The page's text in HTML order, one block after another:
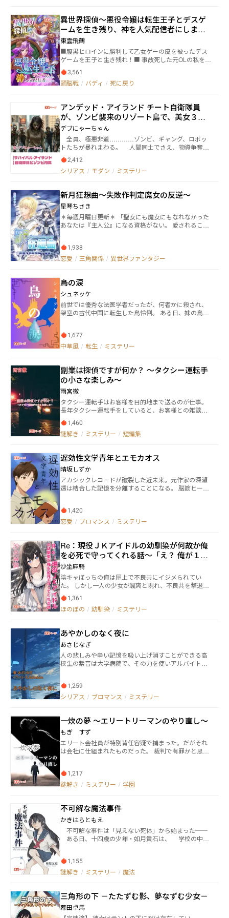
で。
異世界探偵～悪役令嬢は転生王子とデスゲ
ームを生き残り、神を人気配信者にします
～
東雲飛鶴
■腹黒ヒロインに勝利して乙女ゲーの皮を被ったデス
ゲームを王子と生き残れ！■ 事故死した元OLの私を、
悪役令嬢として乙女ゲーム世界に 送り込んだ娯楽の神
様は、神界の配信者だった！ 《水・土の朝に更新中で
す》 ・ この世界は、娯楽の神のチャンネルで神界にLI
役まで転生者を送り込んでしまった。 彼は元大学生の
ゲーマーで、ファンタジーMMOの世界で無双する予定
だったから大変！ 勝手の分からない乙女ゲームの世界
で困惑しきり……。 ・ ゲームのストーリー上、王子様
は王室の抗争に巻き込まれて つねに暗殺の危機に。私
は腹黒ヒロインの計略による処刑が待っている。 この
ままでは、どちらも地獄行き！！ ・ こうなったら協力
して、神アイテムの【セーブボタン】と 王子様のギフ
ト【超回復】を駆使し、 見えない敵を炙り出して全て
ンス……？ それどころじゃないわよ！ こっちは命か
かってるんだから！ え？ 視聴者さんが期待してるっ
て？ 無責任な！ ・ とはいえ乙女ゲームの攻略対象だ
から、 もちろんイケメンなんだけど……。 ・ は、果
たして、戦友は恋愛対象になるのでしょうか？！ ※大
3,561
頭脳戦 / バディ / 死に戻り
アンデッド・アイランド チート自衛隊員
が、ゾンビ襲来のリゾート島で、美女３人
とサバイバル戦闘を始める
デブにゃーちゃん
全員、極悪非道…………ゾンビ、ギャング、ロボッ
トたちが暴れまわる。 人間同士でさえ、物資争奪や
権力闘争で殺し合う。 西部方面普通科連隊員であ
る、尾野・賢一は、日米の艦艇を主軸とする、海洋共
同演習に参加した。 しかし、季節外れの大嵐によ
チに漂着していた。 だが、そこで、ゾンビ・パンデ
ミックと激しい内戦に巻き込まれてしまう。 プロケ
トでは、ゾンビの襲来と同時に、親米派と親中派で、
内戦が勃発した。 さらに、周辺国から浸透している
勢力拡大を目論むテロ組織＆ギャング団まで暴れ始め
に、このプロケト諸島から脱出しようとする。 １
尾野・賢一。 自衛隊員である彼の祖父は、台湾先住
民族と中華系が混ざった平埔族で、日本に移住してき
スリーコン所属、金髪ポニーテールの黒ギャルっぽい
黒人女性。 ３ ダニエル・オリーズ。 イギリス移
民二世の元ギャングで、いい加減な性格を世俗主義だ
と言い張る、ムスリム黒人資本家。 ４ エリーゼ・
ニエミ。 戦場ジャーナリスト＆政治系パパラッチの
り、人命救助を第一とする口数が少ない熱血漢ドイ
ツ・フランス系現地人。 ６ メイスー・タナカサ
ン。 中華レストランで働く料理人にして、中華系と
む、さまざまな仲間たちは、危険なジャングルや海域
などを越えねば成らない。 しかし、どうやら仲間た
ちの中に、テロリスト達と繋がる工作員が存在するよ
うだ。 果たして、賢一たちは島から無事に脱出でき
るのだろうか。 なろう、ノラ投稿中。 2025/11/24
(月) のランキング アンデッド・アイランド ゾンビ襲
無自覚チートサバイバル戦闘を始めるっ！N1831LH 1
1 位 [日間]ホラー〔文芸〕 - すべて 5 位 [日間]ホラー
2,412
シリアス / モダン / ミステリー
新月狂想曲～失敗作判定魔女の反逆～
星琴ちさき
＊毎週月曜日更新＊ 「聖女にも魔女にもなれなかった
あなたは『主人公』になる資格がない。 愛されること
女は、翻弄された運命を砕ける異色ファンタジー！
――――― 少女フィルナは小さい頃から「魔女の呪い」と
遇した。 そして、事態がどんどんカオスの方向に展開
しに行く――探偵はデタラメ、イケメン貴族は暴言暴行、
美しい姫様は殺人犯を庇う、「王子様」はお宝ものを
狙う大悪党、海賊のスパイまでいて、客船ごとに海賊
に掴まれた…… フィルナ自身も大きな秘密を抱えて
ルナの正体と過去が暴かれる。18年前から封印された
彼女の運命は動きだす。
1,938
恋愛 / 三角関係 / 異世界ファンタジー
鳥の涙
シュネッケ
前世では優秀な法医学者だったが、何者かに殺され、
架空の古代中国に転生した鳥怜悧。 ある日、妹の鳥鷺
に出逢ったことを切っ掛けに舞い込む事件を解決する
中で、忘れていた前世の記憶を思い出し始める。 前世
す。 良かったらチェックしてください～！ ※本作品は
ネオページ公式様から一部アイデア提供されていま
す。
1,677
中華風 / 転生 / ミステリー
副業は探偵ですが何か？ 〜タクシー運転手
の小さな楽しみ〜
雨宮徹
タクシー運転手はお客様を目的地まで送るのが仕事。
長年タクシー運転手をしていると、お客様との雑談を
通して様々な悩み事を聞く。 家族や知人とは違い、そ
の場限りだから気楽なのだろう。 そんな私の副業は
「探偵」。お客様の悩み事や小さな事件を目的地まで
1,460
謎解き / ミステリー / 短編集
遅効性文学青年とエモカオス
晴坂しずか
アカシックレコードが破裂した近未来。元作家の深瀬
透は結合した記憶を分離することになる。 脳筋ヒーロ
が出始める。 原因は過去に深瀬が創作した小説「エモ
カオス」。作者としての責任を感じ、深瀬は戦いへ身
家の物語である。 ※「理不尽探偵とアカシックレコー
ド」の続編です。先に前作を読んだ方が楽しめます。
週3回（月・水・土）更新！
1,420
恋愛 / ブロマンス / ミステリー
Re：現役ＪＫアイドルの幼馴染が何故か俺
を必死で守ってくれる話～「え？ 俺が１０
日後に死ぬってマジっすか！？」
沙坐麻騎
陰キャぼっちの俺は屋上で不良共にイジメられてい
た。 しかし一人の少女が颯爽と現れ、不良共を撃退し
てくれる。 少女は三年前に別れたっきりの幼馴染『咲
崎 美玖』。 今をときめく現役のJKアイドルだ。 再会
した美玖は俺に向けて、いきなりこう告げる。 「――キ
してきたみたいだ。 （10日目で完結します）
1,361
ほのぼの / 幼馴染 / ミステリー
あやかしのなく夜に
あさじなぎ
人の悲しみや辛い記憶を吸い上げ消すことができる高
校生の紫音は大学病院で、その力を使いアルバイトを
る臨と共に事件捜査に乗り出すことになる。 調査の
中、人ならざる存在が関わっていることがわかりそこ
エブリスタ特集掲載作品だよ
1,259
シリアス / ブロマンス / ミステリー
一炊の夢 ～エリートリーマンのやり直し～
もぎ すず
エリート会社員が特別背任容疑で捕まった。だがそれ
は会社に仕組まれたものだった。 裁判で有罪かと思わ
え、意識を失う。 するとなぜか、中三の進路面談の日
に戻っていた。 「もうエリート社員なんかこりごり
が、高校で同じクラスになったのは、当時自分が踏み
台にしたライバル会社の子供たちで、しかも冤罪を晴
らしてくれた本人だった。 しかも当時、まったく見え
ていなかった社会の裏面が顔を覗かせてきて……。
1,217
謎解き / ミステリー / 学園
不可解な魔法事件
かきはらともえ
不可解な事件は「見えない死体」から始まった──
ある日、十四歳の少年・如月貴石は、 学校の中庭
を操る者を『魔法使い』と呼ぶ。 魔法によって引き
起こされた、 不可解な事件に、少年少女は挑む──
…………主人公 謳囲姫子（うたい・ひめこ）
……………友達 茶飲碧葉（ちゃのみ・みどりば）
………友達 品理里見（しなり・さとみ）……………
1,155
謎解き / ミステリー / 魔法
三角形の下 －たたずむ影、夢なずむ少女－
幕田卓馬